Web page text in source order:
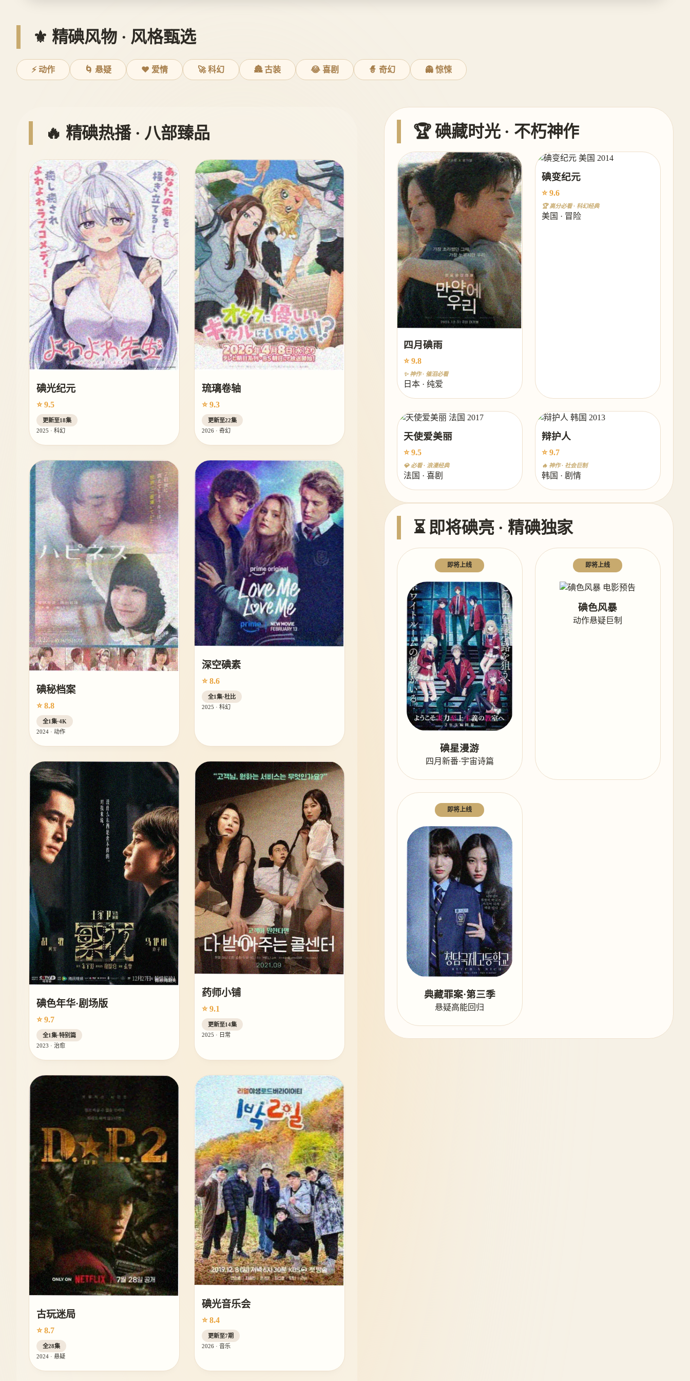
⚜️ 精碘风物 · 风格甄选
⚡ 动作 🌀 悬疑 ❤️ 爱情 🚀 科幻 🏯 古装 😂 喜剧 🧙 奇幻 👻 惊悚
🔥 精碘热播 · 八部臻品
碘光纪元
⭐ 9.5
更新至18集
2025 · 科幻
琉璃卷轴
⭐ 9.3
更新至22集
2026 · 奇幻
碘秘档案
⭐ 8.8
全1集·4K
2024 · 动作
深空碘素
⭐ 8.6
全1集·杜比
2025 · 科幻
碘色年华·剧场版
⭐ 9.7
全1集·特别篇
2023 · 治愈
药师小铺
⭐ 9.1
更新至14集
2025 · 日常
古玩迷局
⭐ 8.7
全28集
2024 · 悬疑
碘光音乐会
⭐ 8.4
更新至7期
2026 · 音乐
🏆 碘藏时光 · 不朽神作
四月碘雨
⭐ 9.8
✨ 神作 · 催泪必看
日本 · 纯爱
碘变纪元
⭐ 9.6
🏆 高分必看 · 科幻经典
美国 · 冒险
天使爱美丽
⭐ 9.5
💎 必看 · 浪漫经典
法国 · 喜剧
辩护人
⭐ 9.7
🔥 神作 · 社会巨制
韩国 · 剧情
⏳ 即将碘亮 · 精碘独家
即将上线
碘星漫游
四月新番·宇宙诗篇
即将上线
碘色风暴
动作悬疑巨制
即将上线
典藏罪案·第三季
悬疑高能回归